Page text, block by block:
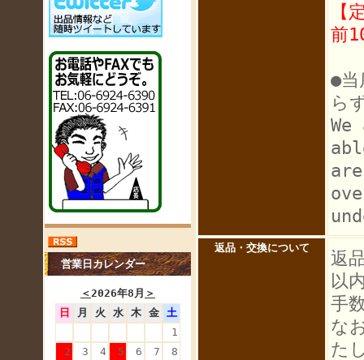
営業日カレンダー
＜2026年8月 ＞
日
月 火 水 木 金
土
1
2
3 4 5 6 7
8
【
前
●当
ら
返品・交換について
返
以
手
な
た